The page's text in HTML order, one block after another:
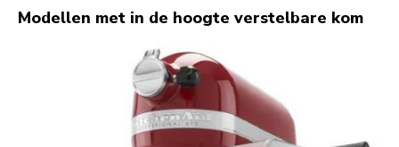
Modellen met in de hoogte verstelbare kom